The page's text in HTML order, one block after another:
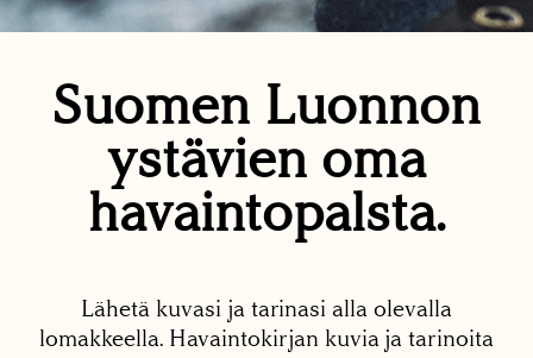
Suomen Luonnon
ystävien oma
havaintopalsta.
Lähetä kuvasi ja tarinasi alla olevalla
lomakkeella. Havaintokirjan kuvia ja tarinoita